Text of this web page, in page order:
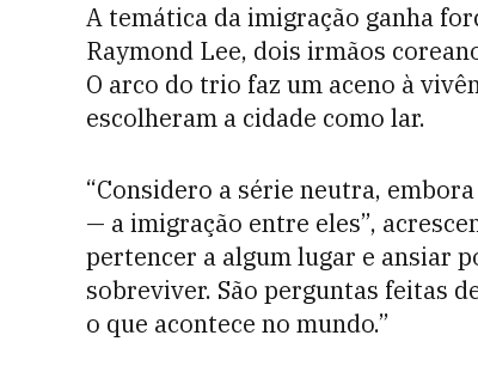
A temática da imigração ganha
Raymond Lee, dois irmãos
O arco do trio faz um aceno à
escolheram a cidade como lar.
“Considero a série neutra,
— a imigração entre eles”,
pertencer a algum lugar e ansiar
sobreviver. São perguntas feitas
o que acontece no mundo.”